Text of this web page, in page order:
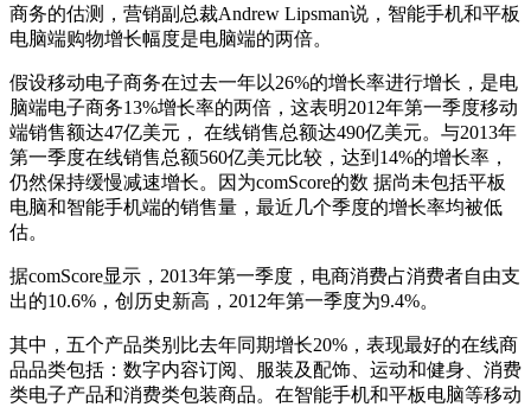
商务的估测，营销副总裁Andrew Lipsman说，智能手机和平板
电脑端购物增长幅度是电脑端的两倍。
假设移动电子商务在过去一年以26%的增长率进行增长，是电
脑端电子商务13%增长率的两倍，这表明2012年第一季度移动
端销售额达47亿美元， 在线销售总额达490亿美元。与2013年
第一季度在线销售总额560亿美元比较，达到14%的增长率，
仍然保持缓慢减速增长。因为comScore的数 据尚未包括平板
电脑和智能手机端的销售量，最近几个季度的增长率均被低
估。
据comScore显示，2013年第一季度，电商消费占消费者自由支
出的10.6%，创历史新高，2012年第一季度为9.4%。
其中，五个产品类别比去年同期增长20%，表现最好的在线商
品品类包括：数字内容订阅、服装及配饰、运动和健身、消费
类电子产品和消费类包装商品。在智能手机和平板电脑等移动